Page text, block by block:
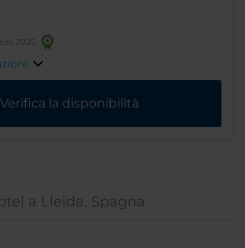
2025
Verifica la disponibilità
a Lleida, Spagna